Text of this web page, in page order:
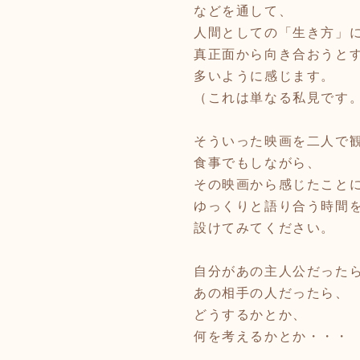
などを通して、
人間としての「生き方」
真正面から向き合おうと
多いように感じます。
（これは単なる私見です
そういった映画を二人で
食事でもしながら、
その映画から感じたこと
ゆっくりと語り合う時間
設けてみてください。
自分があの主人公だった
あの相手の人だったら、
どうするかとか、
何を考えるかとか・・・